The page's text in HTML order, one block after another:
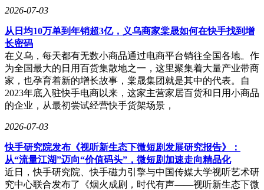
2026-07-03
从日均10万单到年销超3亿，义乌商家棠晟如何在快手找到增
长密码
在义乌，每天都有无数小商品通过电商平台销往全国各地。作
为全国最大的日用百货集散地之一，这里聚集着大量产业带商
家，也孕育着新的增长故事，棠晟集团就是其中的代表。自
2023年底入驻快手电商以来，这家主营家居百货和日用小商品
的企业，从最初尝试经营快手货架场景，
2026-07-03
快手研究院发布《视听新生态下微短剧发展研究报告》：
从“流量江湖”迈向“价值码头”，微短剧加速走向精品化
近日，快手研究院、快手磁力引擎与中国传媒大学视听艺术研
究中心联合发布了《烟火成剧，时代有声——视听新生态下微